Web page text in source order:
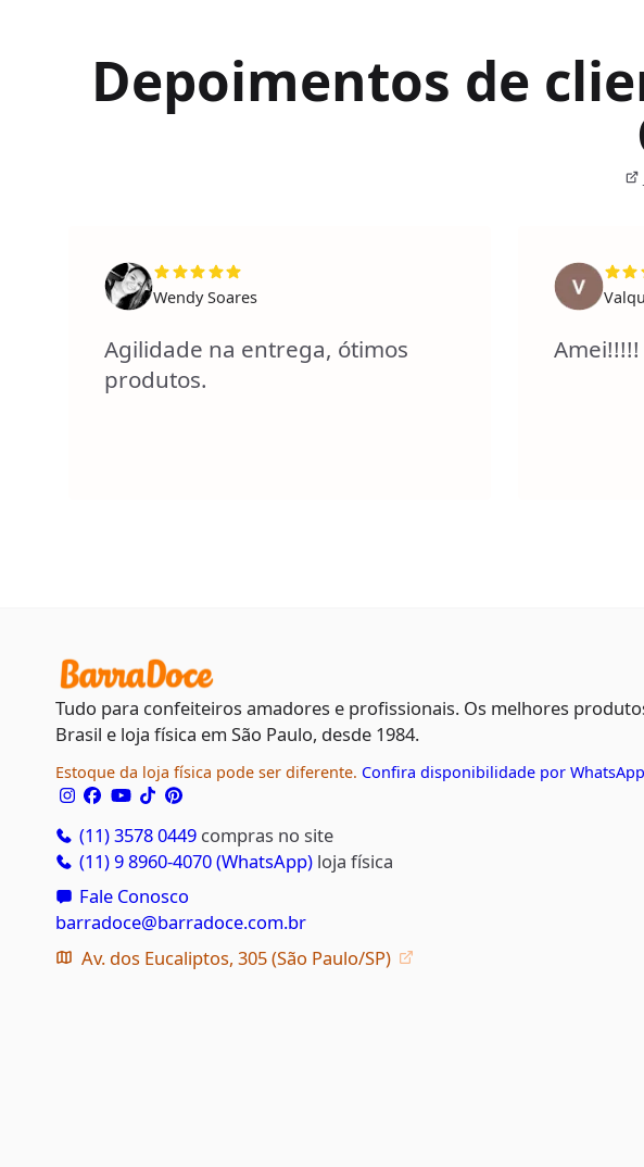
Depoimentos de
Wendy Soares
Agilidade na entrega, ótimos
produtos.
Tudo para confeiteiros amadores e profissionais. Os melhores
Brasil e loja física em São Paulo, desde 1984.
Estoque da loja física pode ser diferente. Confira disponibilidade por
(11) 3578 0449 compras no site
(11) 9 8960-4070 (WhatsApp) loja física
Fale Conosco
barradoce@barradoce.com.br
Av. dos Eucaliptos, 305 (São Paulo/SP)